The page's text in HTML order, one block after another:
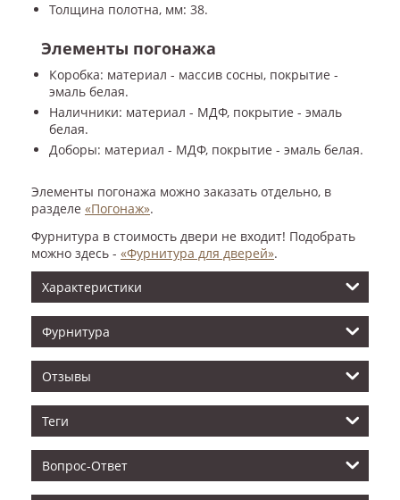
Толщина полотна, мм: 38.
Элементы погонажа
Коробка: материал - массив сосны, покрытие -
эмаль белая.
Наличники: материал - МДФ, покрытие - эмаль
белая.
Доборы: материал - МДФ, покрытие - эмаль белая.
Элементы погонажа можно заказать отдельно, в
разделе «Погонаж».
Фурнитура в стоимость двери не входит! Подобрать
можно здесь - «Фурнитура для дверей».
Характеристики
Фурнитура
Отзывы
Теги
Вопрос-Ответ